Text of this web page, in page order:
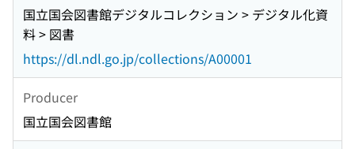
国立国会図書館デジタルコレクション > デジタル化資
料 > 図書
https://dl.ndl.go.jp/collections/A00001
Producer
国立国会図書館